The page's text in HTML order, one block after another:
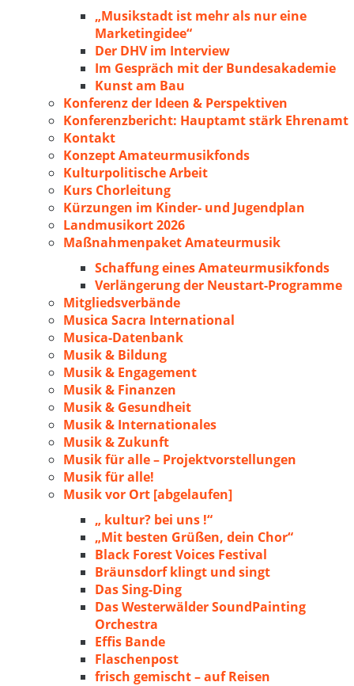
„Musikstadt ist mehr als nur eine
Marketingidee“
Der DHV im Interview
Im Gespräch mit der Bundesakademie
Kunst am Bau
Konferenz der Ideen & Perspektiven
Konferenzbericht: Hauptamt stärk Ehrenamt
Kontakt
Konzept Amateurmusikfonds
Kulturpolitische Arbeit
Kurs Chorleitung
Kürzungen im Kinder- und Jugendplan
Landmusikort 2026
Maßnahmenpaket Amateurmusik
Schaffung eines Amateurmusikfonds
Verlängerung der Neustart-Programme
Mitgliedsverbände
Musica Sacra International
Musica-Datenbank
Musik & Bildung
Musik & Engagement
Musik & Finanzen
Musik & Gesundheit
Musik & Internationales
Musik & Zukunft
Musik für alle – Projektvorstellungen
Musik für alle!
Musik vor Ort [abgelaufen]
„ kultur? bei uns !“
„Mit besten Grüßen, dein Chor“
Black Forest Voices Festival
Bräunsdorf klingt und singt
Das Sing-Ding
Das Westerwälder SoundPainting
Orchestra
Effis Bande
Flaschenpost
frisch gemischt – auf Reisen